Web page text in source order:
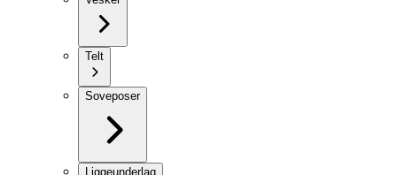
Telt
Soveposer
Liggeunderlag